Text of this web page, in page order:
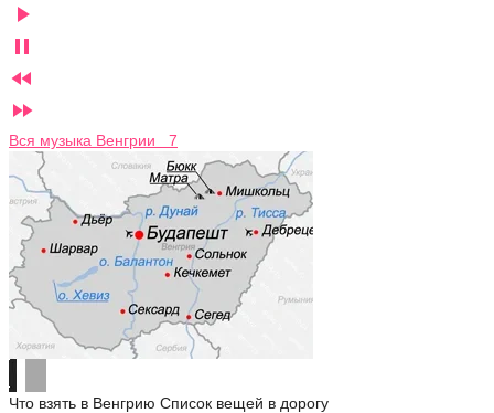




Вся музыка Венгрии 7
Что взять в Венгрию Список вещей в дорогу